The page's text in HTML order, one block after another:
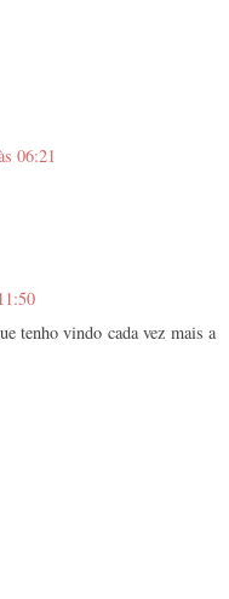
06:21
tenho vindo cada vez mais a